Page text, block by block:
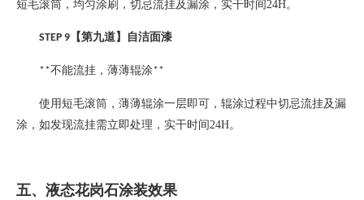
短毛滚筒，均匀涂刷，切忌流挂及漏涂，实干时间24H。
STEP 9 【第九道】自洁面漆
**不能流挂，薄薄辊涂**
使用短毛滚筒，薄薄辊涂一层即可，辊涂过程中切忌流挂及漏
涂，如发现流挂需立即处理，实干时间24H。
五、液态花岗石涂装效果